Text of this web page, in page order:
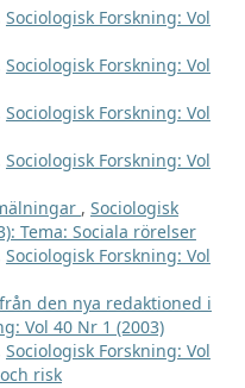
Sociologisk Forskning: Vol
Sociologisk Forskning: Vol
Sociologisk Forskning: Vol
Sociologisk Forskning: Vol
, Sociologisk
Tema: Sociala rörelser
Sociologisk Forskning: Vol
den nya redaktioned i
Vol 40 Nr 1 (2003)
Sociologisk Forskning: Vol
risk